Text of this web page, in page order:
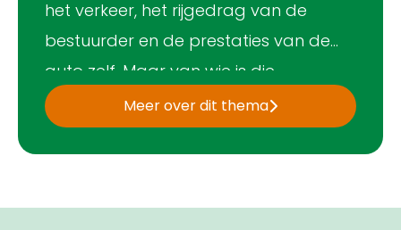
het verkeer, het rijgedrag van de
bestuurder en de prestaties van de
auto zelf. Maar van wie is die
informatie eigenlijk? Van de fabrikant,
de overheid of de bestuurder van de
Meer over dit thema